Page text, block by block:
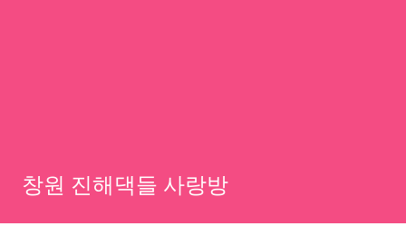
창원 진해댁들 사랑방